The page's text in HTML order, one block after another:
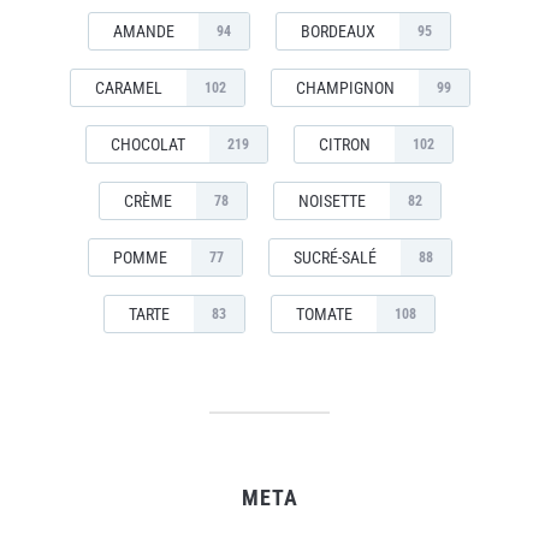
AMANDE 94 BORDEAUX 95
CARAMEL 102 CHAMPIGNON 99
CHOCOLAT 219 CITRON 102
CRÈME 78 NOISETTE 82
POMME 77 SUCRÉ-SALÉ 88
TARTE 83 TOMATE 108
META